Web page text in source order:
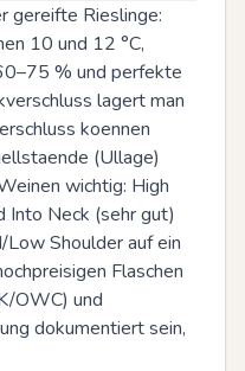
gereifte Rieslinge:
10 und 12 °C,
% und perfekte
lagert man
koennen
(Ullage)
wichtig: High
Into Neck (sehr gut)
Shoulder auf ein
Flaschen
OWC) und
dokumentiert sein,